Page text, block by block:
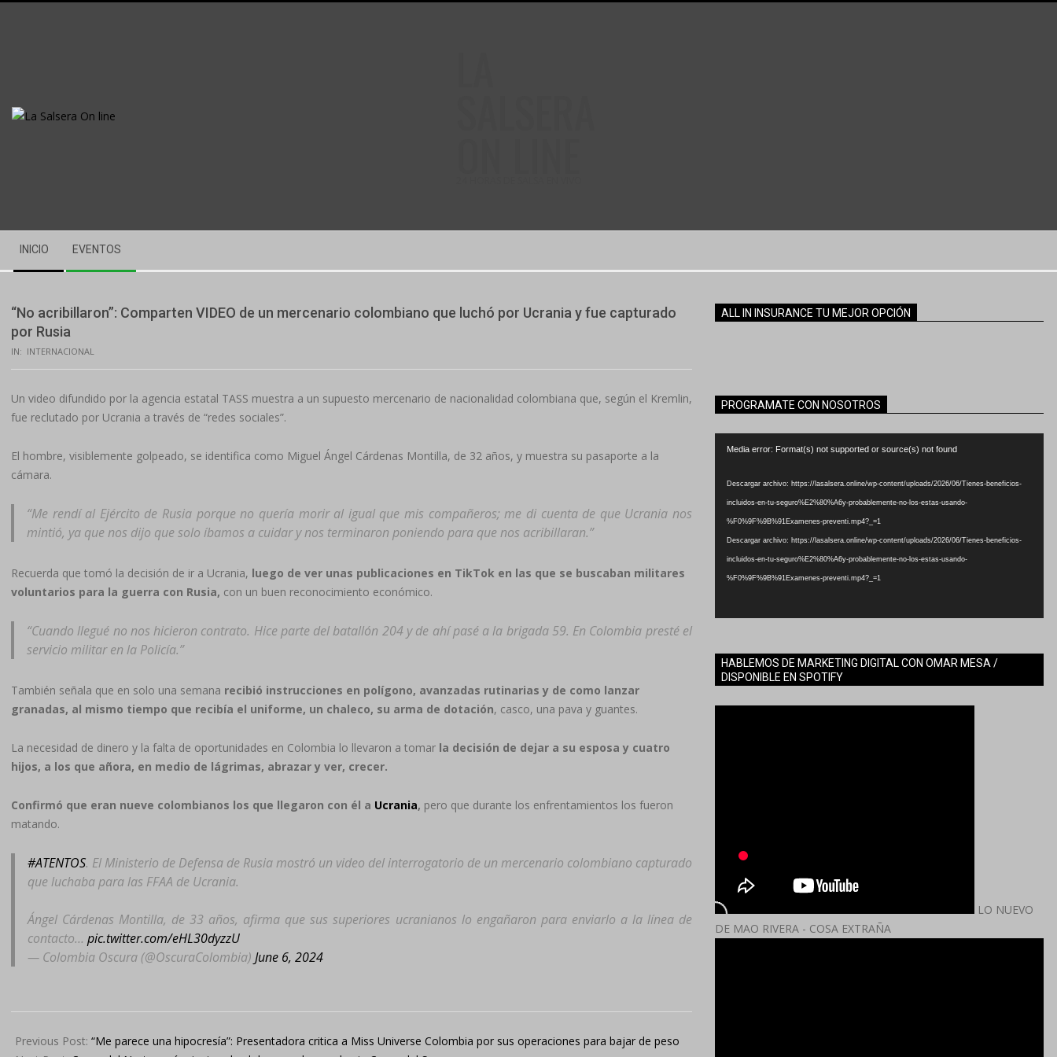
Navigation
Menu
INICIO EVENTOS
“No acribillaron”: Comparten VIDEO de un mercenario colombiano que luchó por Ucrania y fue capturado
por Rusia
IN: INTERNACIONAL
Un video difundido por la agencia estatal TASS muestra a un supuesto mercenario de nacionalidad colombiana que, según el Kremlin,
fue reclutado por Ucrania a través de “redes sociales”.
El hombre, visiblemente golpeado, se identifica como Miguel Ángel Cárdenas Montilla, de 32 años, y muestra su pasaporte a la
cámara.
“Me rendí al Ejército de Rusia porque no quería morir al igual que mis compañeros; me di cuenta de que Ucrania nos
mintió, ya que nos dijo que solo íbamos a cuidar y nos terminaron poniendo para que nos acribillaran.”
Recuerda que tomó la decisión de ir a Ucrania, luego de ver unas publicaciones en TikTok en las que se buscaban militares
voluntarios para la guerra con Rusia, con un buen reconocimiento económico.
“Cuando llegué no nos hicieron contrato. Hice parte del batallón 204 y de ahí pasé a la brigada 59. En Colombia presté el
servicio militar en la Policía.”
También señala que en solo una semana recibió instrucciones en polígono, avanzadas rutinarias y de como lanzar
granadas, al mismo tiempo que recibía el uniforme, un chaleco, su arma de dotación, casco, una pava y guantes.
La necesidad de dinero y la falta de oportunidades en Colombia lo llevaron a tomar la decisión de dejar a su esposa y cuatro
hijos, a los que añora, en medio de lágrimas, abrazar y ver, crecer.
Confirmó que eran nueve colombianos los que llegaron con él a Ucrania, pero que durante los enfrentamientos los fueron
matando.
#ATENTOS. El Ministerio de Defensa de Rusia mostró un video del interrogatorio de un mercenario colombiano capturado
que luchaba para las FFAA de Ucrania.
Ángel Cárdenas Montilla, de 33 años, afirma que sus superiores ucranianos lo engañaron para enviarlo a la línea de
contacto… pic.twitter.com/eHL30dyzzU
— Colombia Oscura (@OscuraColombia) June 6, 2024
06-
Previous Post: “Me parece una hipocresía”: Presentadora critica a Miss Universe Colombia por sus operaciones para bajar de peso
ALL IN INSURANCE TU MEJOR OPCIÓN
PROGRAMATE CON NOSOTROS
vídeo
Media error: Format(s) not supported or source(s) not found
Descargar archivo: https://lasalsera.online/wp-content/uploads/2026/06/Tienes-beneficios-
incluidos-en-tu-seguro%E2%80%A6y-probablemente-no-los-estas-usando-
%F0%9F%9B%91Examenes-preventi.mp4?_=1
Descargar archivo: https://lasalsera.online/wp-content/uploads/2026/06/Tienes-beneficios-
incluidos-en-tu-seguro%E2%80%A6y-probablemente-no-los-estas-usando-
%F0%9F%9B%91Examenes-preventi.mp4?_=1
HABLEMOS DE MARKETING DIGITAL CON OMAR MESA /
DISPONIBLE EN SPOTIFY
LO NUEVO
DE MAO RIVERA - COSA EXTRAÑA